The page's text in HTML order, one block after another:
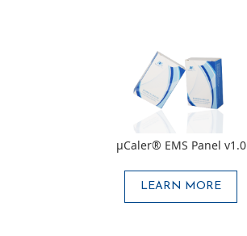
μCaler® EMS Panel v1.0
LEARN MORE